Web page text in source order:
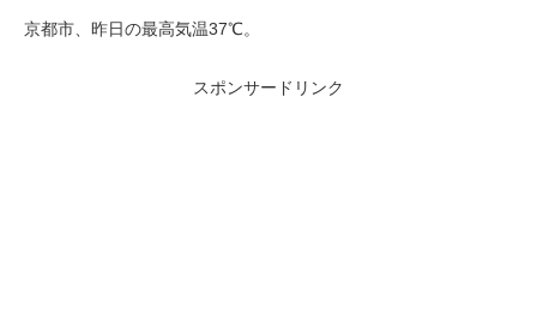
京都市、昨日の最高気温37℃。
スポンサードリンク